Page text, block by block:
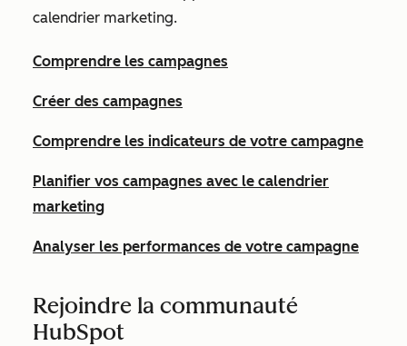
calendrier marketing.
Comprendre les campagnes
Créer des campagnes
Comprendre les indicateurs de votre campagne
Planifier vos campagnes avec le calendrier
marketing
Analyser les performances de votre campagne
Rejoindre la communauté
HubSpot